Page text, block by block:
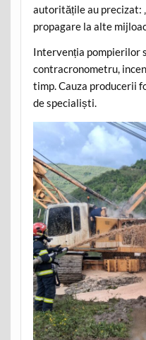
autoritățile au precizat:
propagare la alte
Intervenția pompierilor
contracronometru,
timp. Cauza producerii
de specialiști.